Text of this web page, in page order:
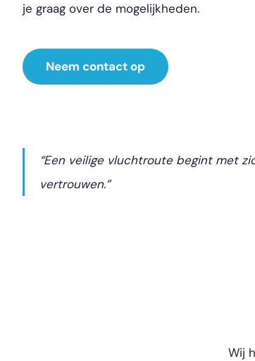
je graag over de mogelijkheden.
Neem contact op
“Een veilige vluchtroute begint met
vertrouwen.”
Wij